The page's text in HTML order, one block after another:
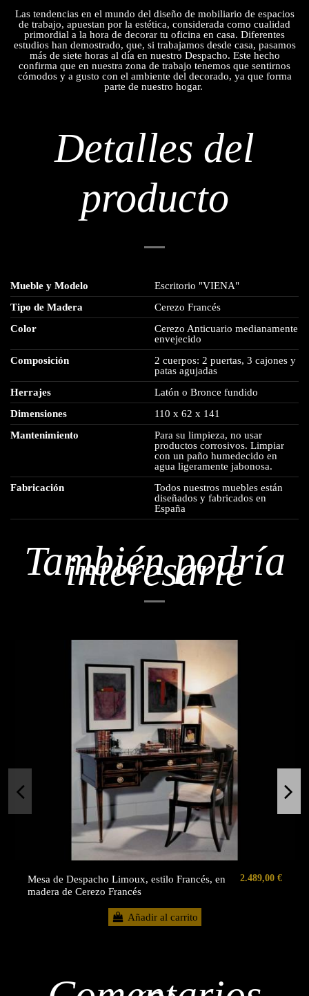
Las tendencias en el mundo del diseño de mobiliario de espacios
de trabajo, apuestan por la estética, considerada como cualidad
primordial a la hora de decorar tu oficina en casa. Diferentes
estudios han demostrado, que, si trabajamos desde casa, pasamos
más de siete horas al día en nuestro Despacho. Este hecho
confirma que en nuestra zona de trabajo tenemos que sentirnos
cómodos y a gusto con el ambiente del decorado, ya que forma
parte de nuestro hogar.
Detalles del
producto
Mueble y Modelo
Escritorio "VIENA"
Tipo de Madera
Cerezo Francés
Color
Cerezo Anticuario medianamente
envejecido
Composición
2 cuerpos: 2 puertas, 3 cajones y
patas agujadas
Herrajes
Latón o Bronce fundido
Dimensiones
110 x 62 x 141
Mantenimiento
Para su limpieza, no usar
productos corrosivos. Limpiar
con un paño humedecido en
agua ligeramente jabonosa.
Fabricación
Todos nuestros muebles están
diseñados y fabricados en
España
También podría
interesarle
Mesa de Despacho Limoux, estilo Francés, en
madera de Cerezo Francés
2.489,00 €
Añadir al carrito